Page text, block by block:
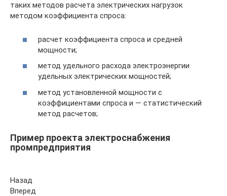
таких методов расчета электрических нагрузок
методом коэффициента спроса:
расчет коэффициента спроса и средней
мощности;
метод удельного расхода электроэнергии
удельных электрических мощностей;
метод установленной мощности с
коэффициентами спроса и — статистический
метод расчетов;
Пример проекта электроснабжения
промпредприятия
Назад
Вперед